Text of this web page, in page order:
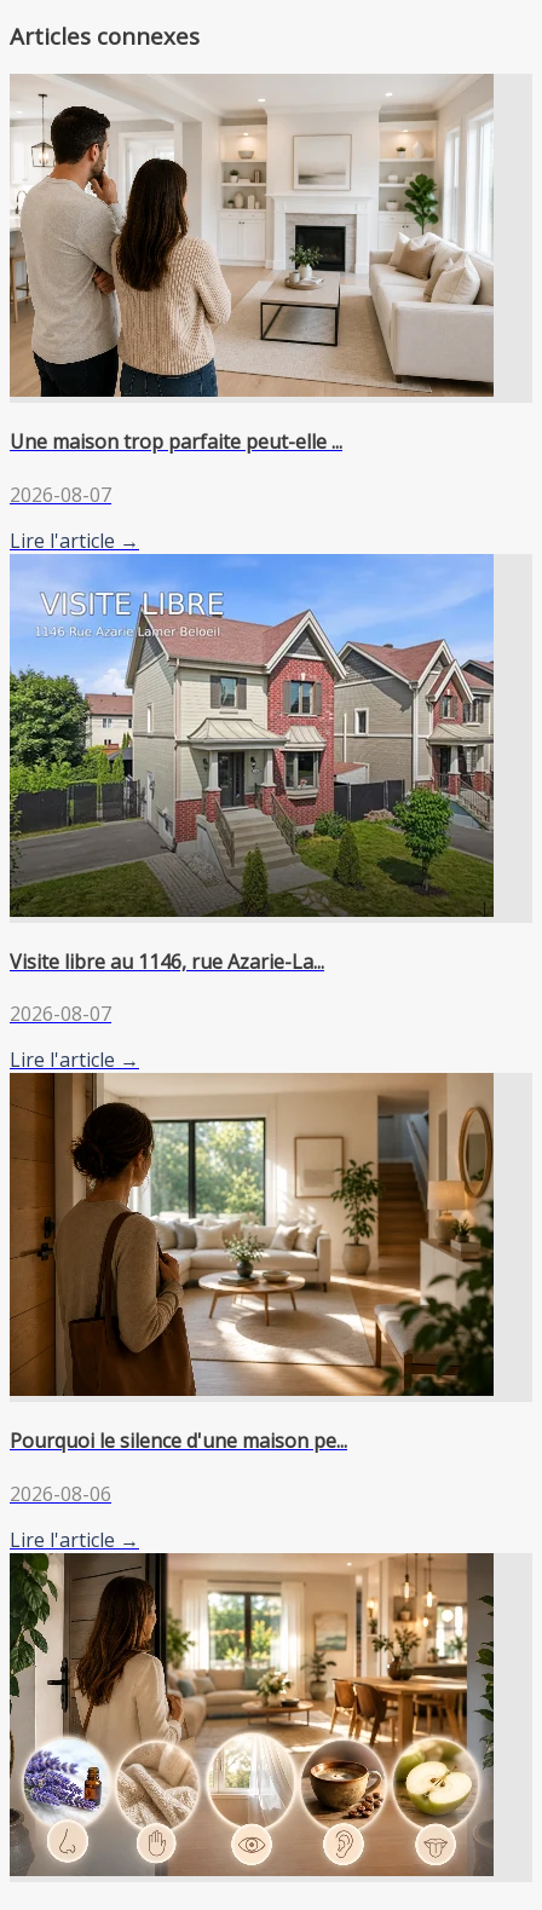
Articles connexes
Une maison trop parfaite peut-elle ...
2026-08-07
Lire l'article →
Visite libre au 1146, rue Azarie-La...
2026-08-07
Lire l'article →
Pourquoi le silence d'une maison pe...
2026-08-06
Lire l'article →